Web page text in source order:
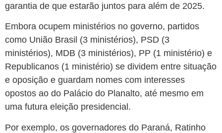
garantia de que estarão juntos para além de 2025.
Embora ocupem ministérios no governo, partidos
como União Brasil (3 ministérios), PSD (3
ministérios), MDB (3 ministérios), PP (1 ministério) e
Republicanos (1 ministério) se dividem entre situação
e oposição e guardam nomes com interesses
opostos ao do Palácio do Planalto, até mesmo em
uma futura eleição presidencial.
Por exemplo, os governadores do Paraná, Ratinho